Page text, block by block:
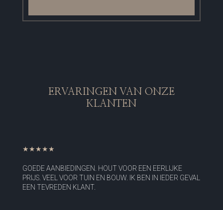
ERVARINGEN VAN ONZE
KLANTEN
★★★★★
GOEDE AANBIEDINGEN. HOUT VOOR EEN EERLIJKE
PRIJS. VEEL VOOR TUIN EN BOUW. IK BEN IN IEDER GEVAL
EEN TEVREDEN KLANT.